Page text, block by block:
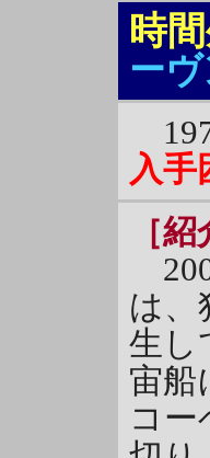
時
ー
入手
［紹
は、
生し
宙船
コー